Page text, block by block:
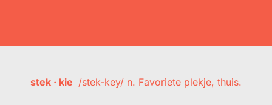
stek · kie /stek-key/ n. Favoriete plekje, thuis.